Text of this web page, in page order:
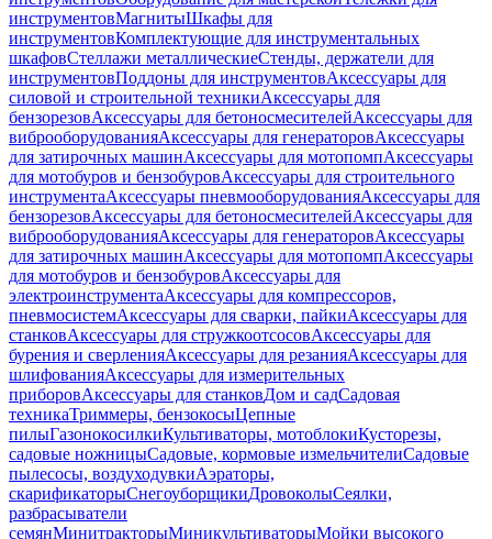
инструментовМагнитыШкафы для
инструментовКомплектующие для инструментальных
шкафовСтеллажи металлическиеСтенды, держатели для
инструментовПоддоны для инструментовАксессуары для
силовой и строительной техникиАксессуары для
бензорезовАксессуары для бетоносмесителейАксессуары для
виброоборудованияАксессуары для генераторовАксессуары
для затирочных машинАксессуары для мотопомпАксессуары
для мотобуров и бензобуровАксессуары для строительного
инструментаАксессуары пневмооборудованияАксессуары для
бензорезовАксессуары для бетоносмесителейАксессуары для
виброоборудованияАксессуары для генераторовАксессуары
для затирочных машинАксессуары для мотопомпАксессуары
для мотобуров и бензобуровАксессуары для
электроинструментаАксессуары для компрессоров,
пневмосистемАксессуары для сварки, пайкиАксессуары для
станковАксессуары для стружкоотсосовАксессуары для
бурения и сверленияАксессуары для резанияАксессуары для
шлифованияАксессуары для измерительных
приборовАксессуары для станковДом и садСадовая
техникаТриммеры, бензокосыЦепные
пилыГазонокосилкиКультиваторы, мотоблокиКусторезы,
садовые ножницыСадовые, кормовые измельчителиСадовые
пылесосы, воздуходувкиАэраторы,
скарификаторыСнегоуборщикиДровоколыСеялки,
разбрасыватели
семянМинитракторыМиникультиваторыМойки высокого